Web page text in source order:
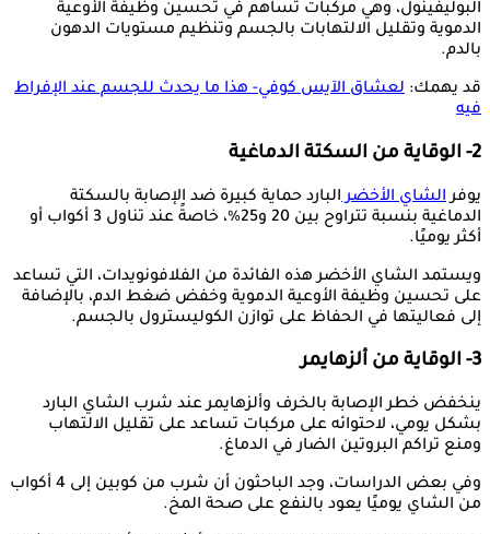
البوليفينول، وهي مركبات تساهم في تحسين وظيفة الأوعية
الدموية وتقليل الالتهابات بالجسم وتنظيم مستويات الدهون
بالدم.
قد يهمك: لعشاق الآيس كوفي- هذا ما يحدث للجسم عند الإفراط
فيه
2- الوقاية من السكتة الدماغية
يوفرالشاي الأخضرالبارد حماية كبيرة ضد الإصابة بالسكتة
الدماغية بنسبة تتراوح بين 20 و25%، خاصةً عند تناول 3 أكواب أو
أكثر يوميًا.
ويستمد الشاي الأخضر هذه الفائدة من الفلافونويدات، التي تساعد
على تحسين وظيفة الأوعية الدموية وخفض ضغط الدم، بالإضافة
إلى فعاليتها في الحفاظ على توازن الكوليسترول بالجسم.
3- الوقاية من ألزهايمر
ينخفض خطر الإصابة بالخرف وألزهايمر عند شرب الشاي البارد
بشكل يومي، لاحتوائه على مركبات تساعد على تقليل الالتهاب
ومنع تراكم البروتين الضار في الدماغ.
وفي بعض الدراسات، وجد الباحثون أن شرب من كوبين إلى 4 أكواب
من الشاي يوميًا يعود بالنفع على صحة المخ.